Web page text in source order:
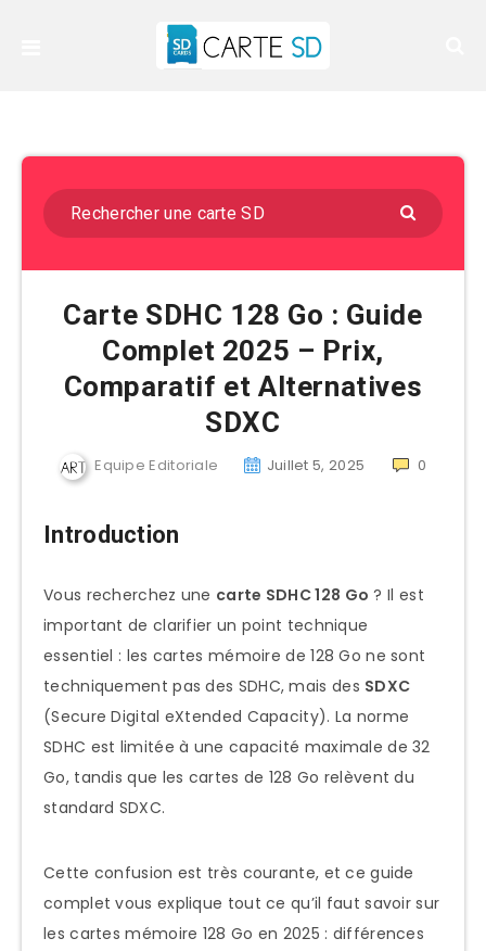
Carte SDHC 128 Go : Guide
Complet 2025 – Prix,
Comparatif et Alternatives
SDXC
Equipe Editoriale Juillet 5, 2025 0
Introduction
Vous recherchez une carte SDHC 128 Go ? Il est
important de clarifier un point technique
essentiel : les cartes mémoire de 128 Go ne sont
techniquement pas des SDHC, mais des SDXC
(Secure Digital eXtended Capacity). La norme
SDHC est limitée à une capacité maximale de 32
Go, tandis que les cartes de 128 Go relèvent du
standard SDXC.
Cette confusion est très courante, et ce guide
complet vous explique tout ce qu’il faut savoir sur
les cartes mémoire 128 Go en 2025 : différences